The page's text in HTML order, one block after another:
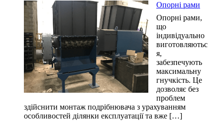
Опорні рами
Опорні рами,
що
індивідуально
виготовляютьс
я,
забезпечують
максимальну
гнучкість. Це
дозволяє без
проблем
здійснити монтаж подрібнювача з урахуванням
особливостей ділянки експлуатації та вже […]